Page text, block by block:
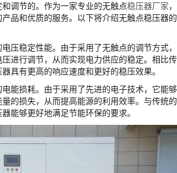
调节的。作为一家专业的无触点稳压器厂家，
品和优质的服务。以下将介绍无触点稳压器的
压稳定性能。由于采用了无触点的调节方式，
进行调节，从而实现电力供应的稳定。相比传
具有更高的响应速度和更好的稳压效果。
能损耗。由于采用了先进的电子技术，它能够
的损失，从而提高能源的利用效率。与传统的
能够更好地满足节能环保的要求。